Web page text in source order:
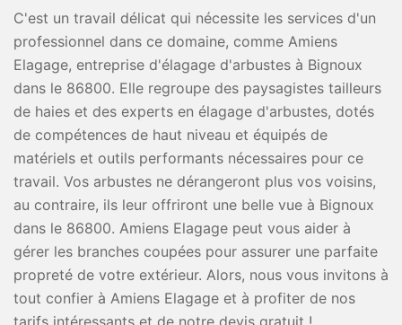
C'est un travail délicat qui nécessite les services d'un
professionnel dans ce domaine, comme Amiens
Elagage, entreprise d'élagage d'arbustes à Bignoux
dans le 86800. Elle regroupe des paysagistes tailleurs
de haies et des experts en élagage d'arbustes, dotés
de compétences de haut niveau et équipés de
matériels et outils performants nécessaires pour ce
travail. Vos arbustes ne dérangeront plus vos voisins,
au contraire, ils leur offriront une belle vue à Bignoux
dans le 86800. Amiens Elagage peut vous aider à
gérer les branches coupées pour assurer une parfaite
propreté de votre extérieur. Alors, nous vous invitons à
tout confier à Amiens Elagage et à profiter de nos
tarifs intéressants et de notre devis gratuit !